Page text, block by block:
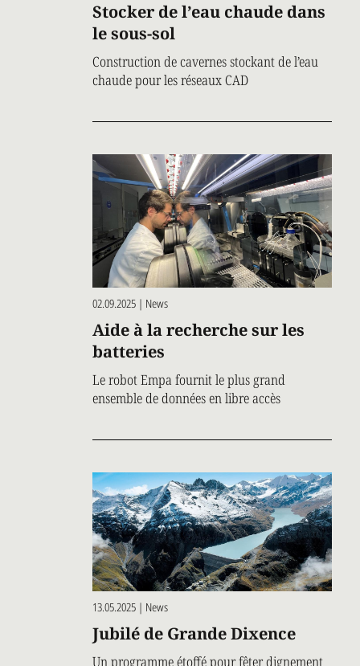
Stocker de l’eau chaude dans
le sous-sol
Construction de cavernes stockant de l’eau
chaude pour les réseaux CAD
02.09.2025 | News
Aide à la recherche sur les
batteries
Le robot Empa fournit le plus grand
ensemble de données en libre accès
13.05.2025 | News
Jubilé de Grande Dixence
Un programme étoffé pour fêter dignement